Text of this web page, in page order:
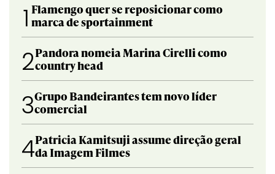
1 Flamengo quer se reposicionar como
marca de sportainment
2Pandora nomeia Marina Cirelli como
country head
3Grupo Bandeirantes tem novo líder
comercial
4Patricia Kamitsuji assume direção geral
da Imagem Filmes